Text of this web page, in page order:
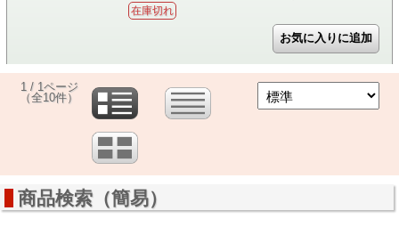
在庫切れ
1 / 1ページ
（全10件）
商品検索（簡易）